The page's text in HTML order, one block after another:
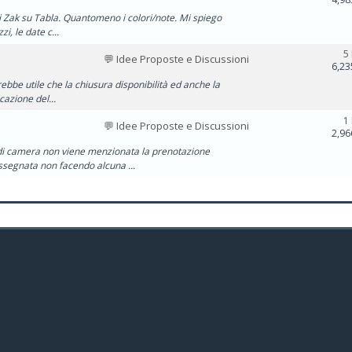
su Tabla. Quantomeno i colori/note. Mi spiego
le date c...
💬 Idee Proposte e Discussioni
utile che la chiusura disponibilità ed anche la
del...
5
💬 Idee Proposte e Discussioni
camera non viene menzionata la prenotazione
non facendo alcuna ...
1